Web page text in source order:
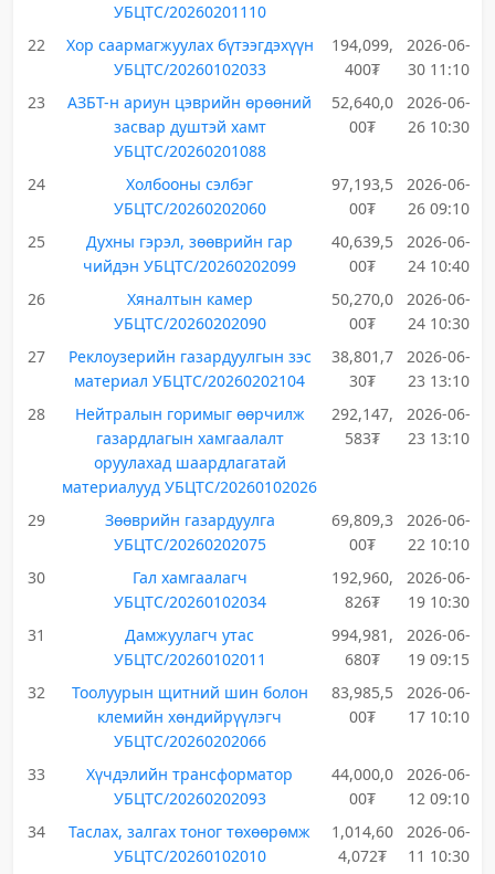
УБЦТС/20260201110
22
Хор саармагжуулах бүтээгдэхүүн
УБЦТС/20260102033
194,099,
400₮
2026-06-
30 11:10
23
АЗБТ-н ариун цэврийн өрөөний
засвар душтэй хамт
УБЦТС/20260201088
52,640,0
00₮
2026-06-
26 10:30
24
Холбооны сэлбэг
УБЦТС/20260202060
97,193,5
00₮
2026-06-
26 09:10
25
Духны гэрэл, зөөврийн гар
чийдэн УБЦТС/20260202099
40,639,5
00₮
2026-06-
24 10:40
26
Хяналтын камер
УБЦТС/20260202090
50,270,0
00₮
2026-06-
24 10:30
27
Реклоузерийн газардуулгын зэс
материал УБЦТС/20260202104
38,801,7
30₮
2026-06-
23 13:10
28
Нейтралын горимыг өөрчилж
газардлагын хамгаалалт
оруулахад шаардлагатай
материалууд УБЦТС/20260102026
292,147,
583₮
2026-06-
23 13:10
29
Зөөврийн газардуулга
УБЦТС/20260202075
69,809,3
00₮
2026-06-
22 10:10
30
Гал хамгаалагч
УБЦТС/20260102034
192,960,
826₮
2026-06-
19 10:30
31
Дамжуулагч утас
УБЦТС/20260102011
994,981,
680₮
2026-06-
19 09:15
32
Тоолуурын щитний шин болон
клемийн хөндийрүүлэгч
УБЦТС/20260202066
83,985,5
00₮
2026-06-
17 10:10
33
Хүчдэлийн трансформатор
УБЦТС/20260202093
44,000,0
00₮
2026-06-
12 09:10
34
Таслах, залгах тоног төхөөрөмж
УБЦТС/20260102010
1,014,60
4,072₮
2026-06-
11 10:30